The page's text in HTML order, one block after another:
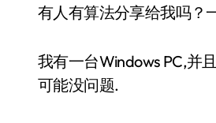
有人有算法分享给我吗？
我有一台Windows PC,并
可能没问题.